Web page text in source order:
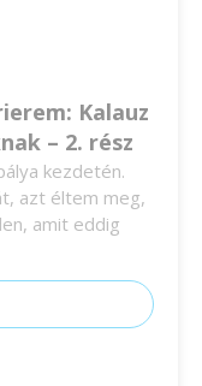
Kalauz
– 2. rész
kezdetén.
azt éltem meg,
amit eddig